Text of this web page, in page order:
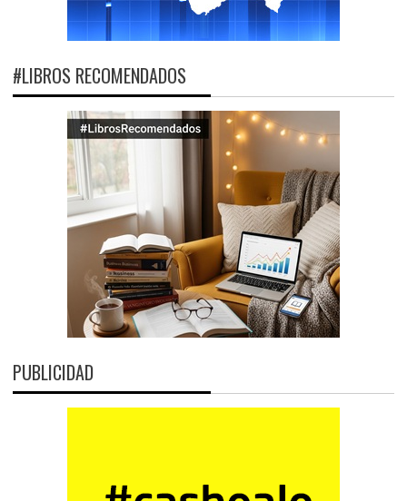
#LIBROS RECOMENDADOS
PUBLICIDAD